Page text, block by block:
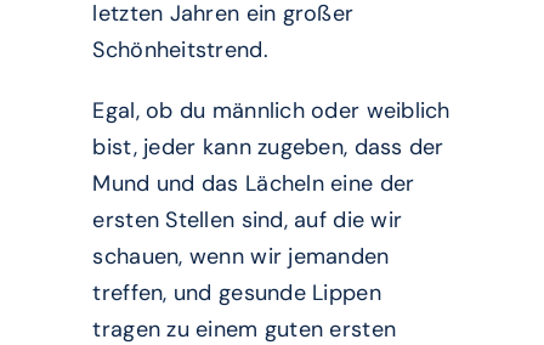
letzten Jahren ein großer
Schönheitstrend.
Egal, ob du männlich oder weiblich
bist, jeder kann zugeben, dass der
Mund und das Lächeln eine der
ersten Stellen sind, auf die wir
schauen, wenn wir jemanden
treffen, und gesunde Lippen
tragen zu einem guten ersten